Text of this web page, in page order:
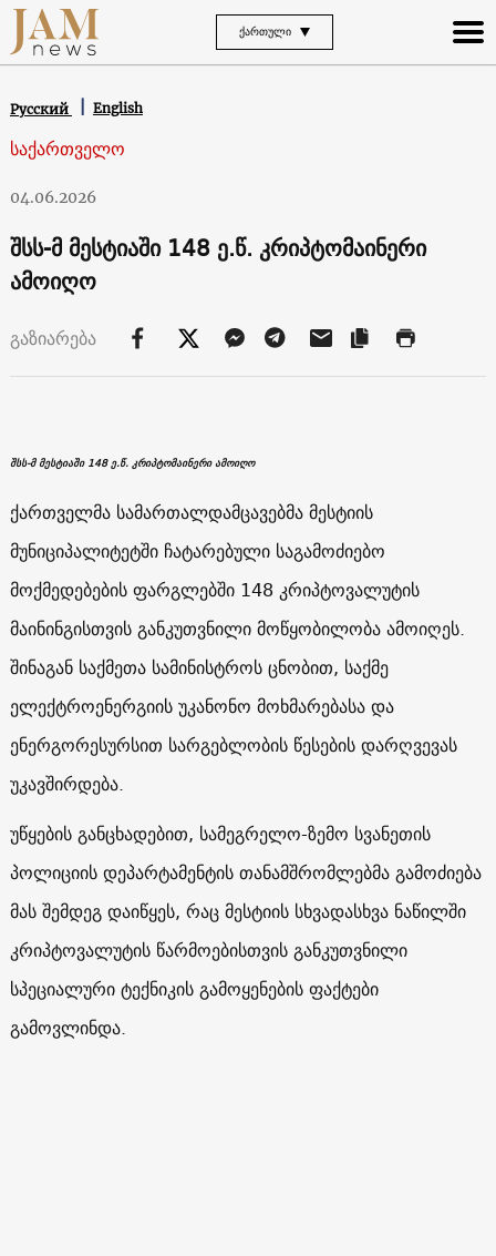
ᲥᲐᲠᲗᲣᲚᲘ
Русский English
საქართველო
04.06.2026
შსს-მ მესტიაში 148 ე.წ. კრიპტომაინერი
ამოიღო
გაზიარება
შსს-მ მესტიაში 148 ე.წ. კრიპტომაინერი ამოიღო
ქართველმა სამართალდამცავებმა მესტიის
მუნიციპალიტეტში ჩატარებული საგამოძიებო
მოქმედებების ფარგლებში 148 კრიპტოვალუტის
მაინინგისთვის განკუთვნილი მოწყობილობა ამოიღეს.
შინაგან საქმეთა სამინისტროს ცნობით, საქმე
ელექტროენერგიის უკანონო მოხმარებასა და
ენერგორესურსით სარგებლობის წესების დარღვევას
უკავშირდება.
უწყების განცხადებით, სამეგრელო-ზემო სვანეთის
პოლიციის დეპარტამენტის თანამშრომლებმა გამოძიება
მას შემდეგ დაიწყეს, რაც მესტიის სხვადასხვა ნაწილში
კრიპტოვალუტის წარმოებისთვის განკუთვნილი
სპეციალური ტექნიკის გამოყენების ფაქტები
გამოვლინდა.